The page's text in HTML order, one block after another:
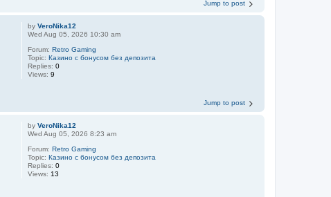
Jump to post
byVeroNika12
Wed Aug 05, 2026 10:30 am
Forum:Retro Gaming
Topic:Казино с бонусом без депозита
Replies:0
Views:9
Jump to post
byVeroNika12
Wed Aug 05, 2026 8:23 am
Forum:Retro Gaming
Topic:Казино с бонусом без депозита
Replies:0
Views: 13